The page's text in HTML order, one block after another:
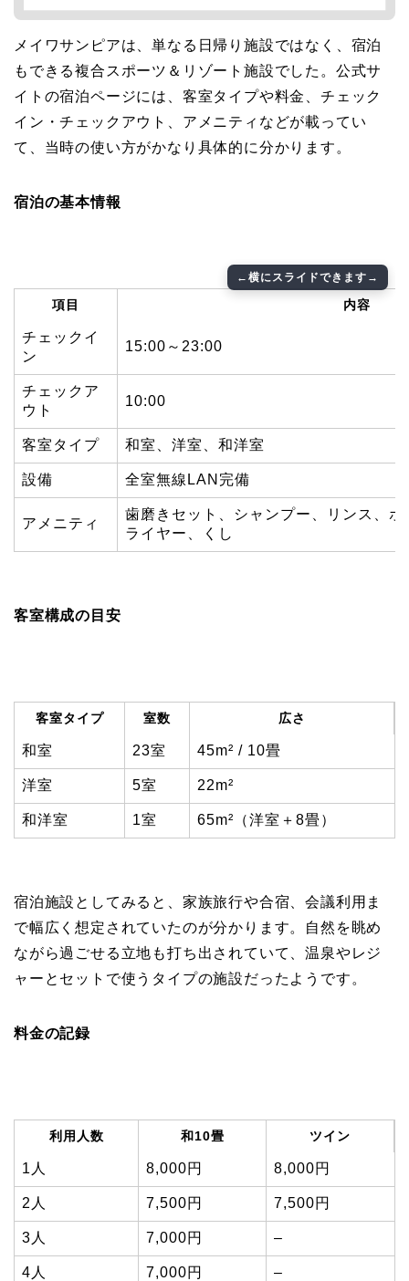
メイワサンピアは、単なる日帰り施設ではなく、宿泊
もできる複合スポーツ＆リゾート施設でした。公式サ
イトの宿泊ページには、客室タイプや料金、チェック
イン・チェックアウト、アメニティなどが載ってい
て、当時の使い方がかなり具体的に分かります。
宿泊の基本情報
項目 内容
チェックイ
ン
15:00～23:00
チェックア
ウト
10:00
客室タイプ 和室、洋室、和洋室
設備 全室無線LAN完備
アメニティ
歯磨きセット、シャンプー、リンス、
ライヤー、くし
客室構成の目安
客室タイプ 室数 広さ
和室 23室 45m² / 10畳
洋室 5室 22m²
和洋室 1室 65m²（洋室＋8畳）
宿泊施設としてみると、家族旅行や合宿、会議利用ま
で幅広く想定されていたのが分かります。自然を眺め
ながら過ごせる立地も打ち出されていて、温泉やレジ
ャーとセットで使うタイプの施設だったようです。
料金の記録
利用人数 和10畳 ツイン
1人 8,000円 8,000円
2人 7,500円 7,500円
3人 7,000円 –
4人 7,000円 –